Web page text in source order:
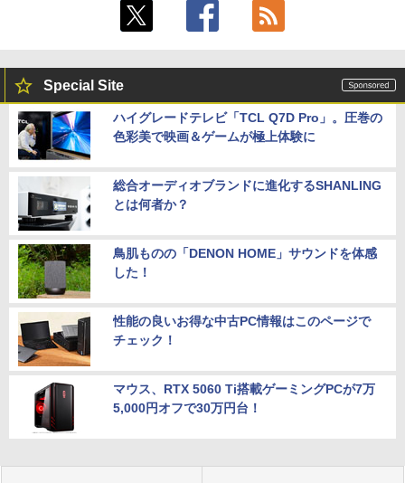
Special Site
ハイグレードテレビ「TCL Q7D Pro」。圧巻の
色彩美で映画＆ゲームが極上体験に
総合オーディオブランドに進化するSHANLING
とは何者か？
鳥肌ものの「DENON HOME」サウンドを体感
した！
性能の良いお得な中古PC情報はこのページで
チェック！
マウス、RTX 5060 Ti搭載ゲーミングPCが7万
5,000円オフで30万円台！